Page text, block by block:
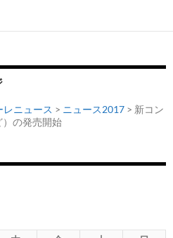
レニュース > ニュース2017 > 新コン
の発売開始